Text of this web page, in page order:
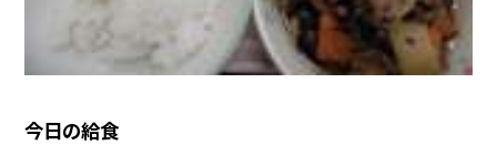
今日の給食